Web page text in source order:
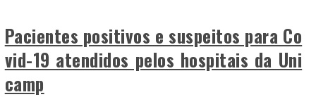
Pacientes positivos e suspeitos para Co
vid-19 atendidos pelos hospitais da Uni
camp